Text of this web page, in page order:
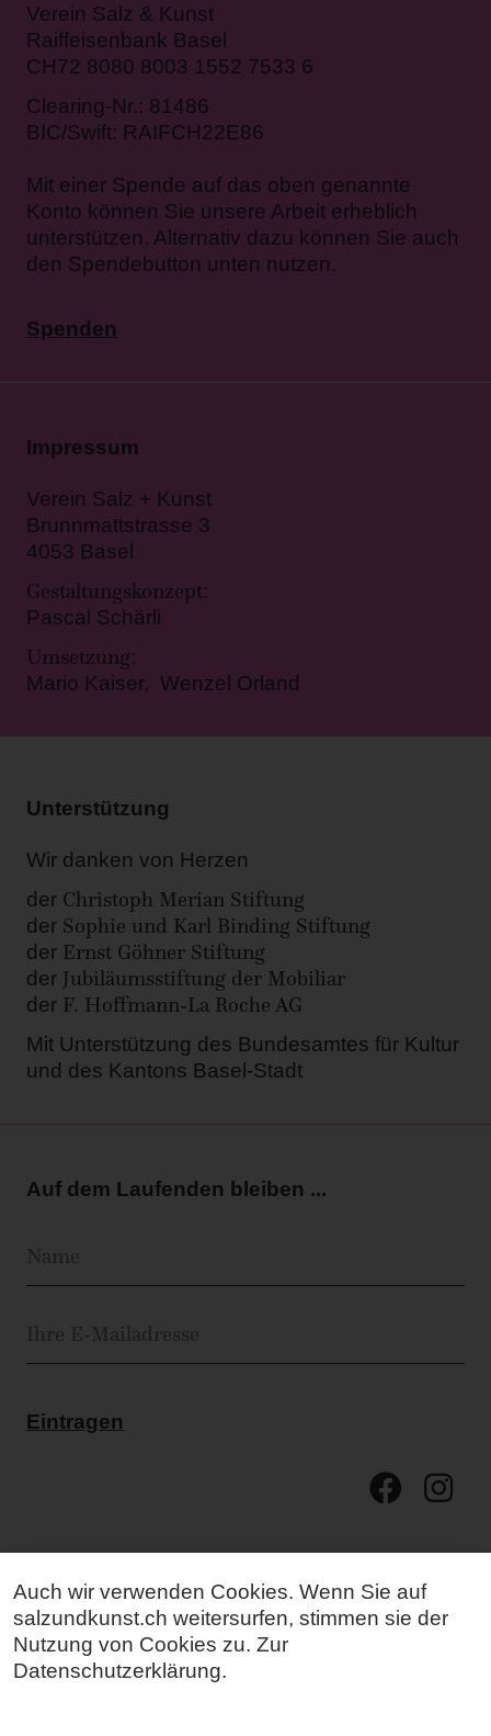
Verein Salz & Kunst
Raiffeisenbank Basel
CH72 8080 8003 1552 7533 6
Clearing-Nr.: 81486
BIC/Swift: RAIFCH22E86
Mit einer Spende auf das oben genannte
Konto können Sie unsere Arbeit erheblich
unterstützen. Alternativ dazu können Sie auch
den Spendebutton unten nutzen.
Spenden
Impressum
Verein Salz + Kunst
Brunnmattstrasse 3
4053 Basel
Gestaltungskonzept:
Pascal Schärli
Umsetzung:
Mario Kaiser, Wenzel Orland
Unterstützung
Wir danken von Herzen
der Christoph Merian Stiftung
der Sophie und Karl Binding Stiftung
der Ernst Göhner Stiftung
der Jubiläumsstiftung der Mobiliar
der F. Hoffmann-La Roche AG
Mit Unterstützung des Bundesamtes für Kultur
und des Kantons Basel-Stadt
Auf dem Laufenden bleiben ...
Eintragen
Mehr Kunst für mehr Menschen.
Auch wir verwenden Cookies. Wenn Sie auf
salzundkunst.ch weitersurfen, stimmen sie der
Nutzung von Cookies zu. Zur
Datenschutzerklärung.